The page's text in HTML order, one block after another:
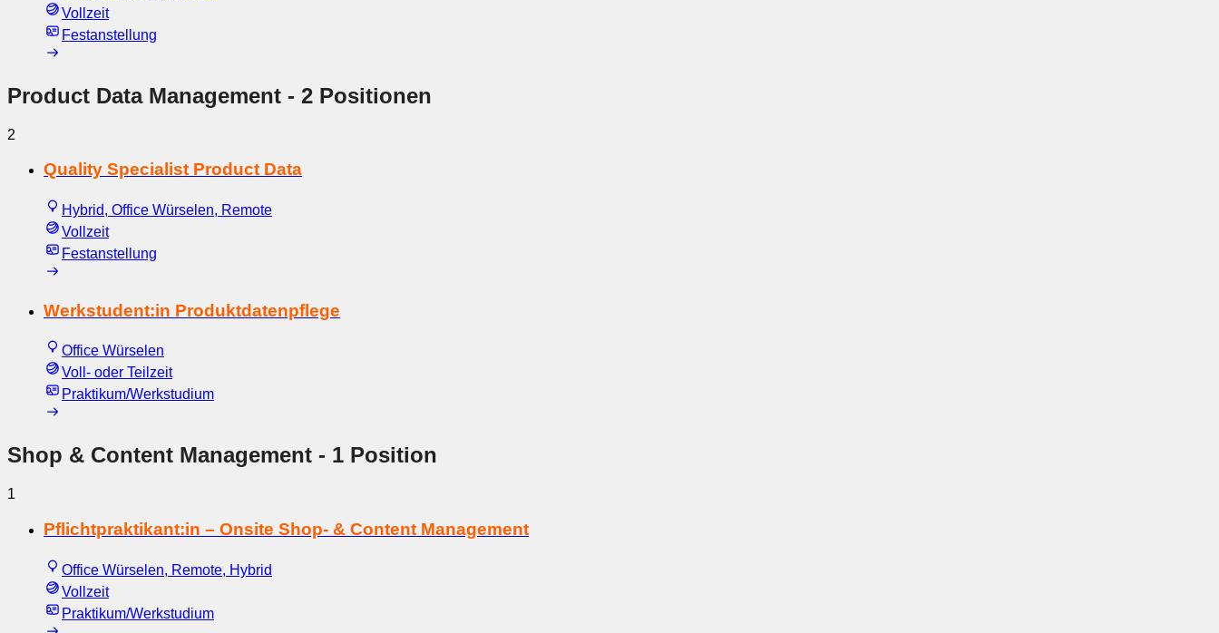
Vollzeit
Festanstellung
Product Data Management - 2 Positionen
2
Quality Specialist Product Data
Hybrid, Office Würselen, Remote
Vollzeit
Festanstellung
Werkstudent:in Produktdatenpflege
Office Würselen
Voll- oder Teilzeit
Praktikum/Werkstudium
Shop & Content Management - 1 Position
1
Pflichtpraktikant:in – Onsite Shop- & Content Management
Office Würselen, Remote, Hybrid
Vollzeit
Praktikum/Werkstudium